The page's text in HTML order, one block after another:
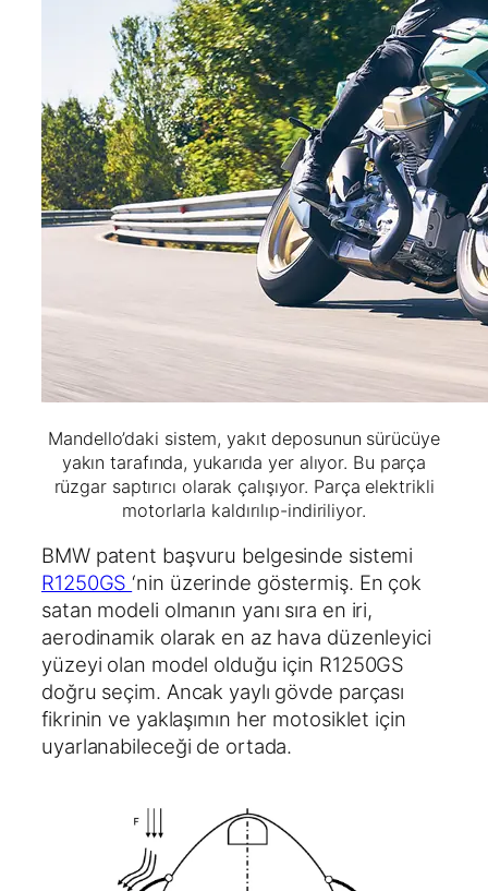
Mandello’daki sistem, yakıt deposunun sürücüye
yakın tarafında, yukarıda yer alıyor. Bu parça
rüzgar saptırıcı olarak çalışıyor. Parça elektrikli
motorlarla kaldırılıp-indiriliyor.
BMW patent başvuru belgesinde sistemi
R1250GS ‘nin üzerinde göstermiş. En çok
satan modeli olmanın yanı sıra en iri,
aerodinamik olarak en az hava düzenleyici
yüzeyi olan model olduğu için R1250GS
doğru seçim. Ancak yaylı gövde parçası
fikrinin ve yaklaşımın her motosiklet için
uyarlanabileceği de ortada.